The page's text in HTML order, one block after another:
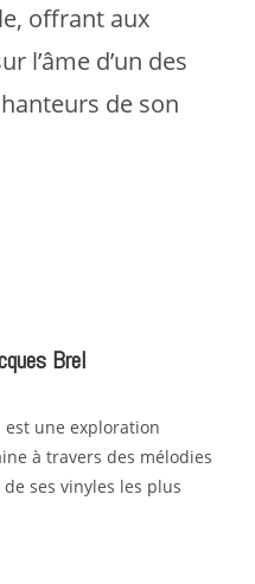
offrant aux
l’âme d’un des
de son
Brel
est une exploration
à travers des mélodies
ses vinyles les plus